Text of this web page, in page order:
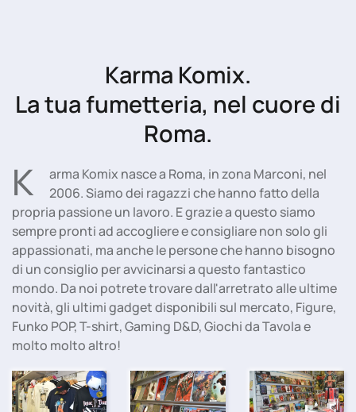
Karma Komix.
La tua fumetteria, nel cuore di
Roma.
K
arma Komix nasce a Roma, in zona Marconi, nel
2006. Siamo dei ragazzi che hanno fatto della
propria passione un lavoro. E grazie a questo siamo
sempre pronti ad accogliere e consigliare non solo gli
appassionati, ma anche le persone che hanno bisogno
di un consiglio per avvicinarsi a questo fantastico
mondo. Da noi potrete trovare dall'arretrato alle ultime
novità, gli ultimi gadget disponibili sul mercato, Figure,
Funko POP, T-shirt, Gaming D&D, Giochi da Tavola e
molto molto altro!